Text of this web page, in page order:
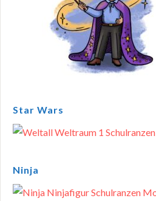
Star Wars
Ninja